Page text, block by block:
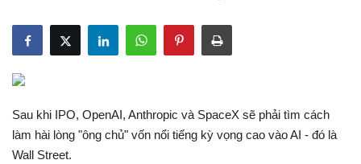
CẬP NHẬT
CÔNG NGHỆ
Sau khi IPO, OpenAI, Anthropic và SpaceX sẽ phải tìm cách
làm hài lòng "ông chủ" vốn nổi tiếng kỳ vọng cao vào AI - đó là
Wall Street.